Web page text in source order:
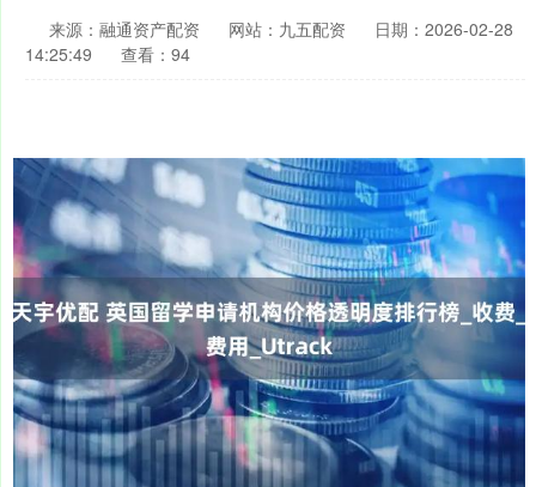
来源：融通资产配资 网站：九五配资
日期：2026-02-28
14:25:49
查看：94